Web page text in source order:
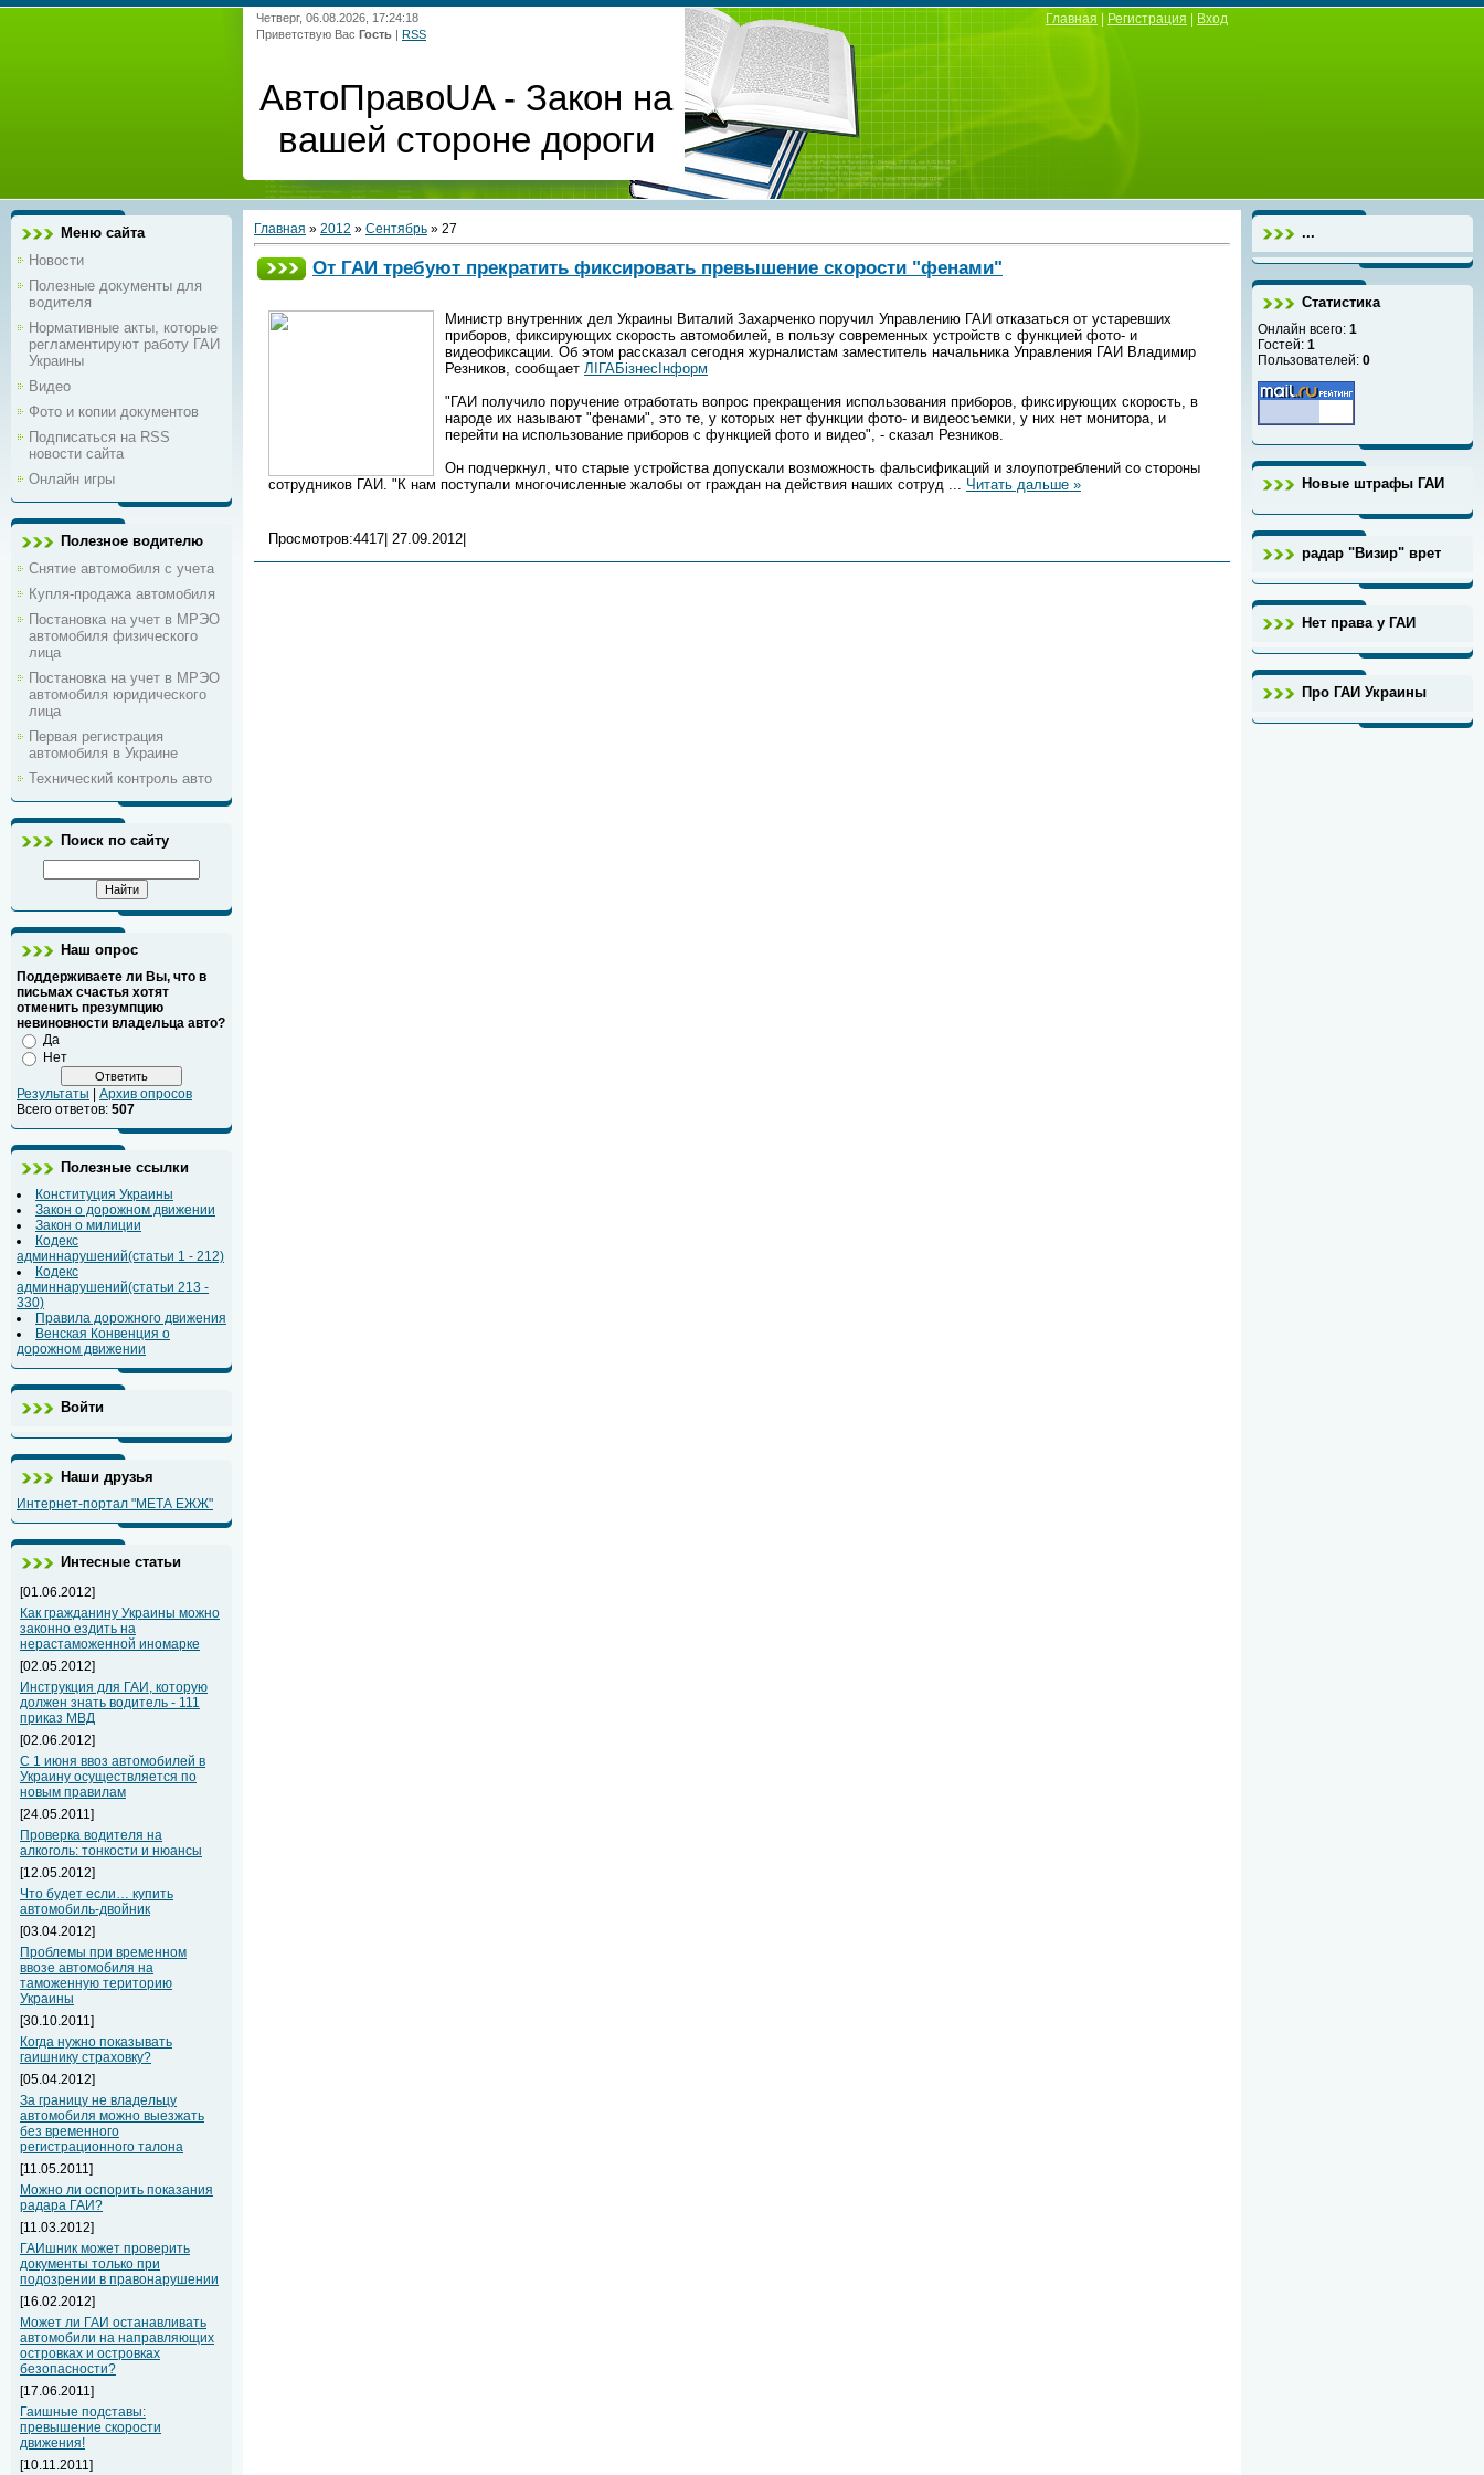
Четверг, 06.08.2026, 17:24:18
Приветствую Вас Гость | RSS
АвтоПравоUA - Закон на
вашей стороне дороги
Главная Регистрация Вход
Меню сайта
Новости
Полезные документы для
водителя
Нормативные акты, которые
регламентируют работу ГАИ
Украины
Видео
Фото и копии документов
Подписаться на RSS
новости сайта
Онлайн игры
Полезное водителю
Снятие автомобиля с учета
Купля-продажа автомобиля
Постановка на учет в МРЭО
автомобиля физического
лица
Постановка на учет в МРЭО
автомобиля юридического
лица
Первая регистрация
автомобиля в Украине
Технический контроль авто
Поиск по сайту
Наш опрос
Поддерживаете ли Вы, что в
письмах счастья хотят
отменить презумпцию
невиновности владельца авто?
Да
Нет
Результаты
Архив опросов
Всего ответов: 507
Полезные ссылки
Конституция Украины
Закон о дорожном движении
Закон о милиции
Кодекс
админнарушений(статьи 1 - 212)
Кодекс
админнарушений(статьи 213 -
330)
Правила дорожного движения
Венская Конвенция о
дорожном движении
Войти
Наши друзья
Интернет-портал "МЕТА ЕЖЖ"
Интесные статьи
[01.06.2012]
Как гражданину Украины можно
законно ездить на
нерастаможенной иномарке
[02.05.2012]
Инструкция для ГАИ, которую
должен знать водитель - 111
приказ МВД
[02.06.2012]
С 1 июня ввоз автомобилей в
Украину осуществляется по
новым правилам
[24.05.2011]
Проверка водителя на
алкоголь: тонкости и нюансы
[12.05.2012]
Что будет если… купить
автомобиль-двойник
[03.04.2012]
Проблемы при временном
ввозе автомобиля на
таможенную територию
Украины
[30.10.2011]
Когда нужно показывать
гаишнику страховку?
[05.04.2012]
За границу не владельцу
автомобиля можно выезжать
без временного
регистрационного талона
[11.05.2011]
Можно ли оспорить показания
радара ГАИ?
[11.03.2012]
ГАИшник может проверить
документы только при
подозрении в правонарушении
[16.02.2012]
Может ли ГАИ останавливать
автомобили на направляющих
островках и островках
безопасности?
[17.06.2011]
Гаишные подставы:
превышение скорости
движения!
[10.11.2011]
Главная » 2012 » Сентябрь » 27
От ГАИ требуют прекратить фиксировать превышение скорости "фенами"
Министр внутренних дел Украины Виталий Захарченко поручил Управлению ГАИ отказаться от устаревших
приборов, фиксирующих скорость автомобилей, в пользу современных устройств с функцией фото- и
видеофиксации. Об этом рассказал сегодня журналистам заместитель начальника Управления ГАИ Владимир
Резников, сообщает ЛIГАБiзнесIнформ
"ГАИ получило поручение отработать вопрос прекращения использования приборов, фиксирующих скорость, в
народе их называют "фенами", это те, у которых нет функции фото- и видеосъемки, у них нет монитора, и
перейти на использование приборов с функцией фото и видео", - сказал Резников.
Он подчеркнул, что старые устройства допускали возможность фальсификаций и злоупотреблений со стороны
сотрудников ГАИ. "К нам поступали многочисленные жалобы от граждан на действия наших сотруд ... Читать дальше »
Просмотров:4417| 27.09.2012|
...
Статистика
Онлайн всего: 1
Гостей: 1
Пользователей: 0
Новые штрафы ГАИ
радар "Визир" врет
Нет права у ГАИ
Про ГАИ Украины